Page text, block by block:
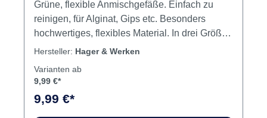
Grüne, flexible Anmischgefäße. Einfach zu
reinigen, für Alginat, Gips etc. Besonders
hochwertiges, flexibles Material. In drei Größen
/ Höhen lieferbar. Gips- und
abgewinkelt, ergonomischer Griff. Größe L: 9
Hersteller: Hager & Werken
Varianten ab
9,99 €*
9,99 €*